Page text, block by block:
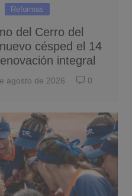
Reformas
del Cerro del
césped el 14
integral
agosto de 2026 0